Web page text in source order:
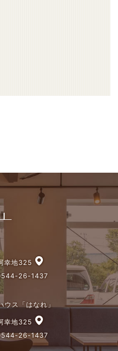
幸地325
26-1437
ス「はなれ」
幸地325
26-1437